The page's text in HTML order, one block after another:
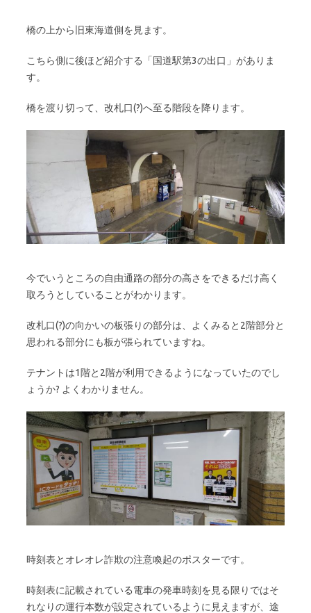
橋の上から旧東海道側を見ます。
こちら側に後ほど紹介する「国道駅第3の出口」がありま
す。
橋を渡り切って、改札口(?)へ至る階段を降ります。
今でいうところの自由通路の部分の高さをできるだけ高く
取ろうとしていることがわかります。
改札口(?)の向かいの板張りの部分は、よくみると2階部分と
思われる部分にも板が張られていますね。
テナントは1階と2階が利用できるようになっていたのでし
ょうか? よくわかりません。
時刻表とオレオレ詐欺の注意喚起のポスターです。
時刻表に記載されている電車の発車時刻を見る限りではそ
れなりの運行本数が設定されているように見えますが、途